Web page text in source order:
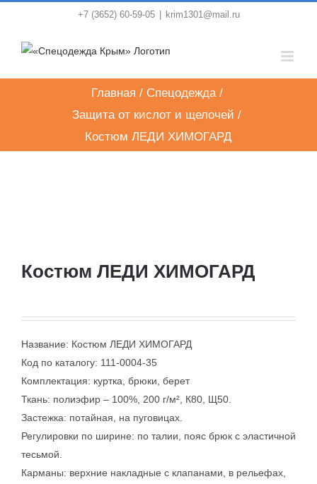
content
+7 (3652) 60-59-05 krim1301@mail.ru
Главная / Спецодежда /
Защита от кислот и щелочей /
Костюм ЛЕДИ ХИМОГАРД
Костюм ЛЕДИ ХИМОГАРД
Название: Костюм ЛЕДИ ХИМОГАРД
Код по каталогу: 111-0004-35
Комплектация: куртка, брюки, берет
Ткань: полиэфир – 100%, 200 г/м², К80, Щ50.
Застежка: потайная, на пуговицах.
Регулировки по ширине: по талии, пояс брюк с эластичной
тесьмой.
Карманы: верхние накладные с клапанами, в рельефах,